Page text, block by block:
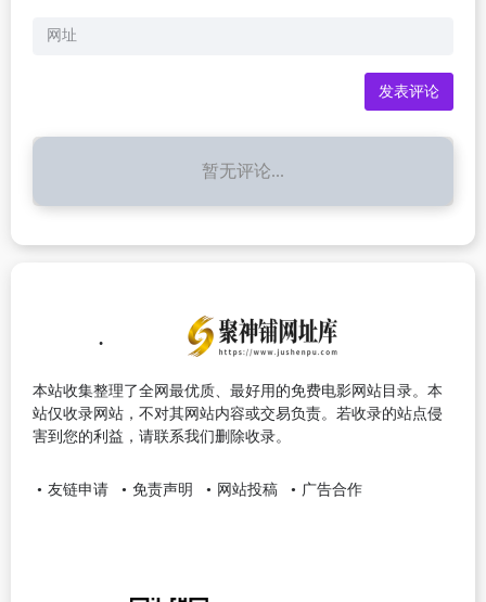
暂无评论...
本站收集整理了全网最优质、最好用的免费电影网站目录。本
站仅收录网站，不对其网站内容或交易负责。若收录的站点侵
害到您的利益，请联系我们删除收录。
友链申请 免责声明 网站投稿 广告合作